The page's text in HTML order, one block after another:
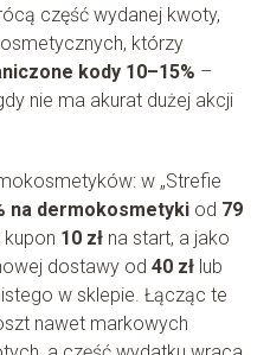
część wydanej kwoty,
którzy
kody 10–15% –
nie ma akurat dużej akcji
w „Strefie
na dermokosmetykiod 79
10 złna start, a jako
dostawy od 40 złlub
w sklepie. Łącząc te
nawet markowych